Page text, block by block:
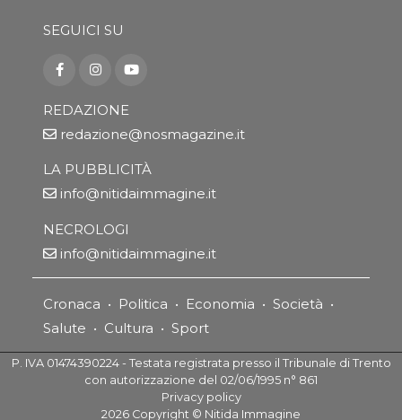
SEGUICI SU
REDAZIONE
redazione@nosmagazine.it
LA PUBBLICITÀ
info@nitidaimmagine.it
NECROLOGI
info@nitidaimmagine.it
Cronaca • Politica • Economia • Società •
Salute • Cultura • Sport
P. IVA 01474390224 - Testata registrata presso il Tribunale di Trento
con autorizzazione del 02/06/1995 n° 861
Privacy policy
2026 Copyright © Nitida Immagine